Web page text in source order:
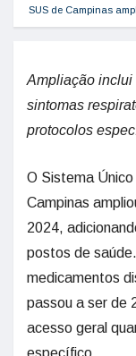
SUS de Campinas
Ampliação inclui
sintomas
protocolos
O Sistema
Campinas
2024,
postos de
medicamentos
passou a ser de
acesso geral
específico.